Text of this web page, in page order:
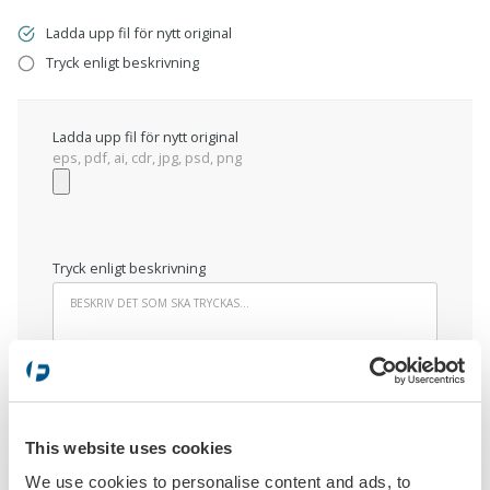
This website uses cookies
We use cookies to personalise content and ads, to
Ladda upp fil för nytt original
Tryck enligt beskrivning
Ladda upp fil för nytt original
eps, pdf, ai, cdr, jpg, psd, png
Tryck enligt beskrivning